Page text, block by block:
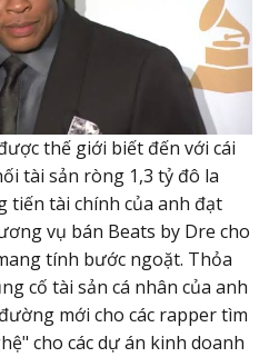
thế giới biết đến với cái
tài sản ròng 1,3 tỷ đô la
tiến tài chính của anh đạt
vụ bán Beats by Dre cho
tính bước ngoặt. Thỏa
cố tài sản cá nhân của anh
mới cho các rapper tìm
cho các dự án kinh doanh